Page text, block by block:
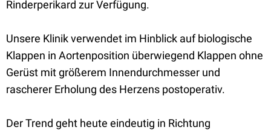
Rinderperikard zur Verfügung.
Unsere Klinik verwendet im Hinblick auf biologische
Klappen in Aortenposition überwiegend Klappen ohne
Gerüst mit größerem Innendurchmesser und
rascherer Erholung des Herzens postoperativ.
Der Trend geht heute eindeutig in Richtung